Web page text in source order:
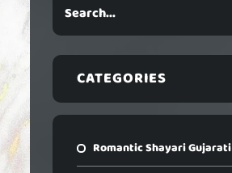
CATEGORIES
Romantic Shayari Gujarati